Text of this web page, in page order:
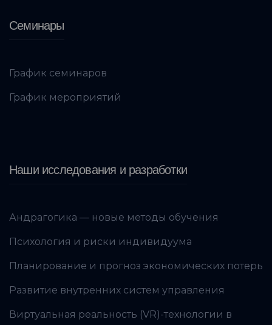
Семинары
График семинаров
График мероприятий
Наши исследования и разработки
Андрагогика — новые методы обучения
Психология и риски индивидуума
Планирование и прогноз экономических потерь
Развитие внутренних систем управления
Виртуальная реальность (VR)-технологии в